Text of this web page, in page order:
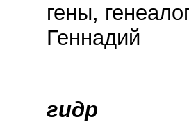
гены,
Геннадий
гидр